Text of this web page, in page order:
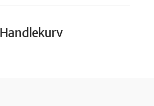
Handlekurv